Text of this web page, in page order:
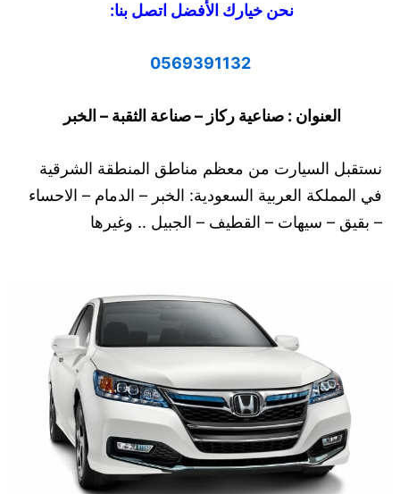
نحن خيارك الأفضل اتصل بنا:
0569391132
العنوان : صناعية ركاز – صناعة الثقبة – الخبر
نستقبل السيارت من معظم مناطق المنطقة الشرقية
في المملكة العربية السعودية: الخبر – الدمام – الاحساء
– بقيق – سيهات – القطيف – الجبيل .. وغيرها